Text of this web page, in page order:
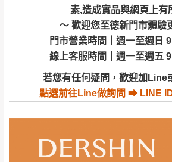
素,造成實品與網頁上有
～ 歡迎您至德新門市體驗
門市營業時間｜週一至週日
線上客服時間｜週一至週五
若您有任何疑問，歡迎加Line
點選前往Line做詢問 ⮕ LINE
配送天數：5~14
到貨時間：指定送貨日當天以
｜周（一）配送部門固定公
台北市、新北市地區固定每周(三)
暫無配送地區：彰化、南投、雲
完成出貨15個工作天另行寄出，另
工作天內送達，如遇國定假日將
退換貨說明：
若收到不良品，請於到貨日
公司客服人員，我們將為您
皆由本站負責，所有退回及
是全新狀態且完整包裝，床
包裝、廠商紙及所有附隨文